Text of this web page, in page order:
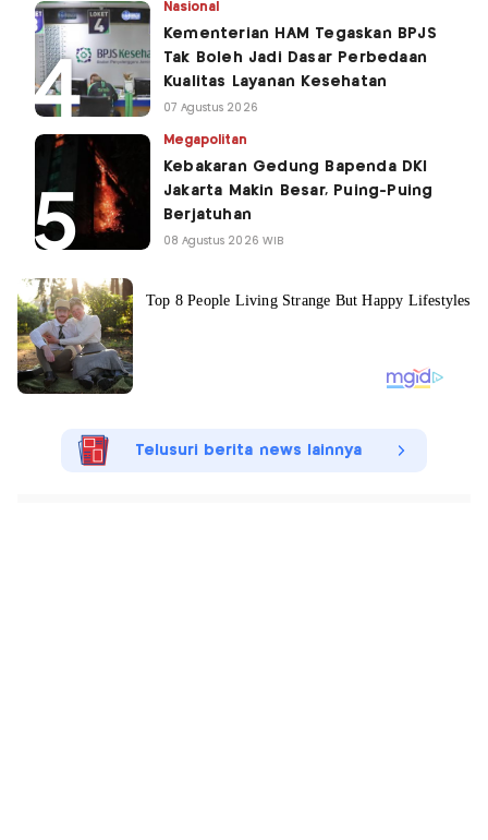
Nasional
Kementerian HAM Tegaskan BPJS
Tak Boleh Jadi Dasar Perbedaan
Kualitas Layanan Kesehatan
07 Agustus 2026
Megapolitan
Kebakaran Gedung Bapenda DKI
Jakarta Makin Besar, Puing-Puing
Berjatuhan
08 Agustus 2026 WIB
Telusuri berita news lainnya